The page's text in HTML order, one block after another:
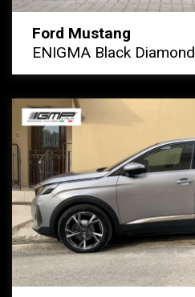
Ford Mustang
ENIGMA Black Diamond